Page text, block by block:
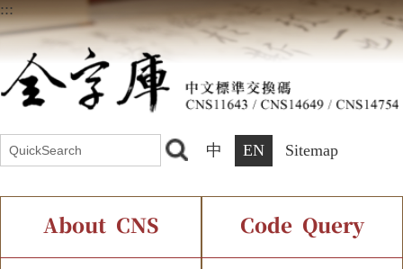
:::
中 EN Sitemap
About CNS Code Query